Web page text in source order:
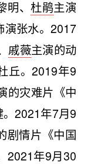
明、杜鹃主演
演张水。2017
戚薇主演的动
丘。2019年9
的灾难片《中
2021年7月9
剧情片《中国
2021年9月30